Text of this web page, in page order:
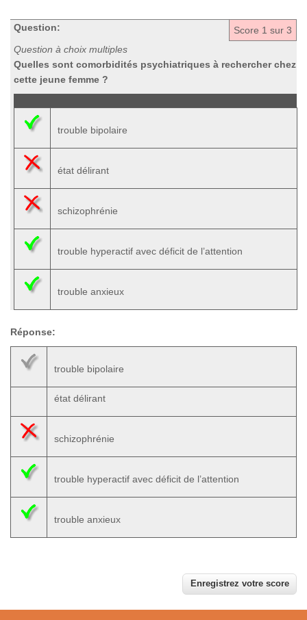
Score 1 sur 3
Question:
Question à choix multiples
Quelles sont comorbidités psychiatriques à rechercher chez
cette jeune femme ?
trouble bipolaire
état délirant
schizophrénie
trouble hyperactif avec déficit de l’attention
trouble anxieux
Réponse:
trouble bipolaire
état délirant
schizophrénie
trouble hyperactif avec déficit de l’attention
trouble anxieux